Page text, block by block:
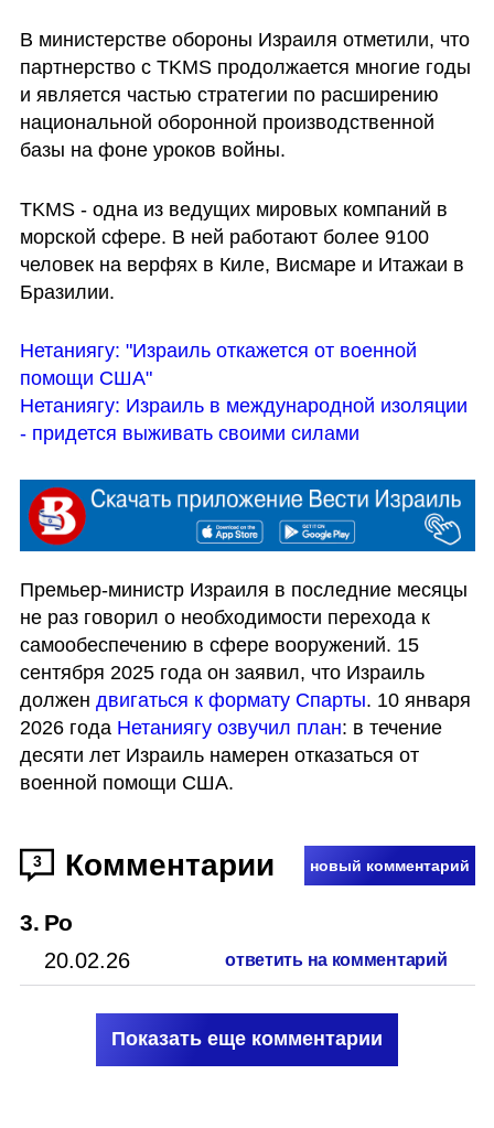
В министерстве обороны Израиля отметили, что
партнерство с TKMS продолжается многие годы
и является частью стратегии по расширению
национальной оборонной производственной
базы на фоне уроков войны.
TKMS - одна из ведущих мировых компаний в
морской сфере. В ней работают более 9100
человек на верфях в Киле, Висмаре и Итажаи в
Бразилии.
Нетаниягу: "Израиль откажется от военной
помощи США"
Нетаниягу: Израиль в международной изоляции
- придется выживать своими силами
Премьер-министр Израиля в последние месяцы
не раз говорил о необходимости перехода к
самообеспечению в сфере вооружений. 15
сентября 2025 года он заявил, что Израиль
должен двигаться к формату Спарты. 10 января
2026 года Нетаниягу озвучил план: в течение
десяти лет Израиль намерен отказаться от
военной помощи США.
3 Комментарии новый комментарий
3. Ро
20.02.26 ответить на комментарий
Показать еще комментарии